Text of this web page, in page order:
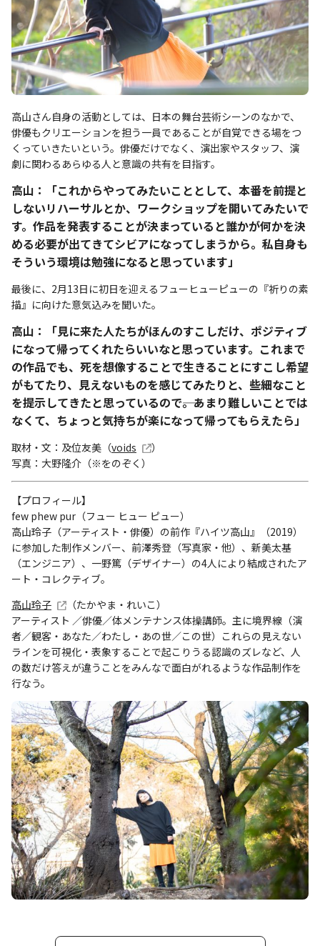
高山さん自身の活動としては、日本の舞台芸術シーンのなかで、
俳優もクリエーションを担う一員であることが自覚できる場をつ
くっていきたいという。俳優だけでなく、演出家やスタッフ、演
劇に関わるあらゆる人と意識の共有を目指す。
高山：「これからやってみたいこととして、本番を前提と
しないリハーサルとか、ワークショップを開いてみたいで
す。作品を発表することが決まっていると誰かが何かを決
める必要が出てきてシビアになってしまうから。私自身も
そういう環境は勉強になると思っています」
最後に、2月13日に初日を迎えるフューヒューピューの『祈りの素
描』に向けた意気込みを聞いた。
高山：「見に来た人たちがほんのすこしだけ、ポジティブ
になって帰ってくれたらいいなと思っています。これまで
の作品でも、死を想像することで生きることにすこし希望
がもてたり、見えないものを感じてみたりと、些細なこと
を提示してきたと思っているので――。あまり難しいことでは
なくて、ちょっと気持ちが楽になって帰ってもらえたら」
取材・文：及位友美（voids
）
写真：大野隆介（※をのぞく）
【プロフィール】
few phew pur（フュー ヒュー ピュー）
高山玲子（アーティスト・俳優）の前作『ハイツ高山』（2019）
に参加した制作メンバー、前澤秀登（写真家・他）、新美太基
（エンジニア）、一野篤（デザイナー）の4人により結成されたア
ート・コレクティブ。
高山玲子
（たかやま・れいこ）
アーティスト ／俳優／体メンテナンス体操講師。主に境界線（演
者／観客・あなた／わたし・あの世／この世）これらの見えない
ラインを可視化・表象することで起こりうる認識のズレなど、人
の数だけ答えが違うことをみんなで面白がれるような作品制作を
行なう。